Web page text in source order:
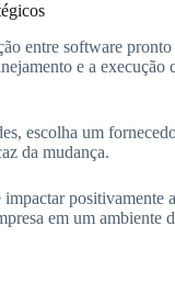
entre software
e a execução
escolha um
da mudança.
impactar positivamente
em um ambiente